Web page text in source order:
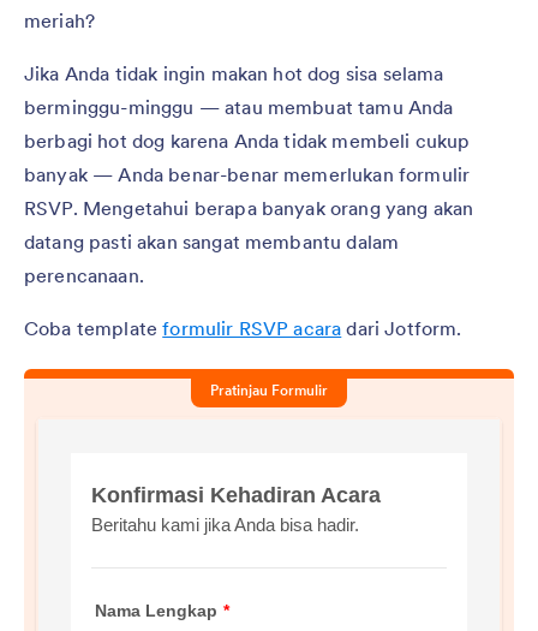
meriah?
Jika Anda tidak ingin makan hot dog sisa selama
berminggu-minggu — atau membuat tamu Anda
berbagi hot dog karena Anda tidak membeli cukup
banyak — Anda benar-benar memerlukan formulir
RSVP. Mengetahui berapa banyak orang yang akan
datang pasti akan sangat membantu dalam
perencanaan.
Coba templateformulir RSVP acara dari Jotform.